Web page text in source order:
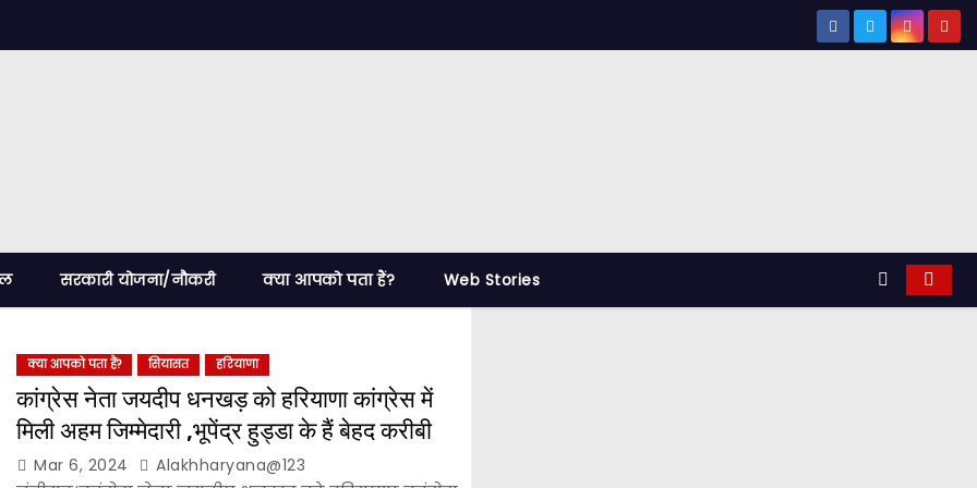
सरकारी योजना/नौकरी क्या आपको पता हैं? Web Stories
क्या आपको पता हैं? सियासत हरियाणा
कांग्रेस नेता जयदीप धनखड़ को हरियाणा कांग्रेस में
मिली अहम जिम्मेदारी ,भूपेंद्र हुड्डा के हैं बेहद करीबी
Mar 6, 2024 Alakhharyana@123